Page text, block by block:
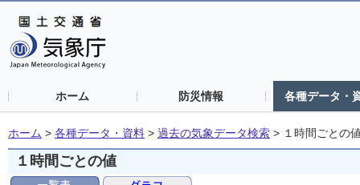
ホーム 防災情報 各種データ・
ホーム > 各種データ・資料 > 過去の気象データ検索 > １時間ごとの
１時間ごとの値